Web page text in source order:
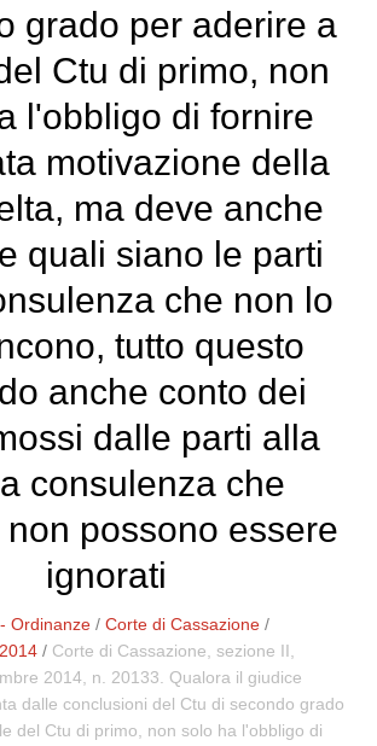
grado per aderire a
Ctu di primo, non
l'obbligo di fornire
motivazione della
ma deve anche
quali siano le parti
che non lo
tutto questo
anche conto dei
dalle parti alla
consulenza che
possono essere
ignorati
Ordinanze /Corte di Cassazione /
/ Corte di Cassazione, sezione II,
2014, n. 20133. Qualora il giudice
dalle conclusioni del Ctu di secondo grado
del Ctu di primo, non solo ha l'obbligo di